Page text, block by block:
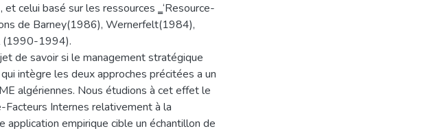
celui basé sur les ressources ‗‘Resource-
de Barney(1986), Wernerfelt(1984),
(1990-1994).
de savoir si le management stratégique
intègre les deux approches précitées a un
algériennes. Nous étudions à cet effet le
Internes relativement à la
empirique cible un échantillon de